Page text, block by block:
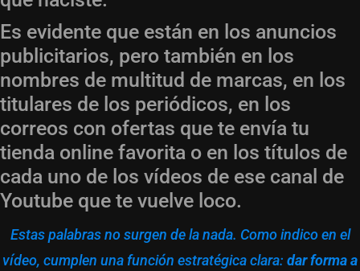
Es evidente que están en los anuncios
publicitarios, pero también en los
nombres de multitud de marcas, en los
titulares de los periódicos, en los
correos con ofertas que te envía tu
tienda online favorita o en los títulos de
cada uno de los vídeos de ese canal de
Youtube que te vuelve loco.
Estas palabras no surgen de la nada. Como indico en el
vídeo, cumplen una función estratégica clara: dar forma a